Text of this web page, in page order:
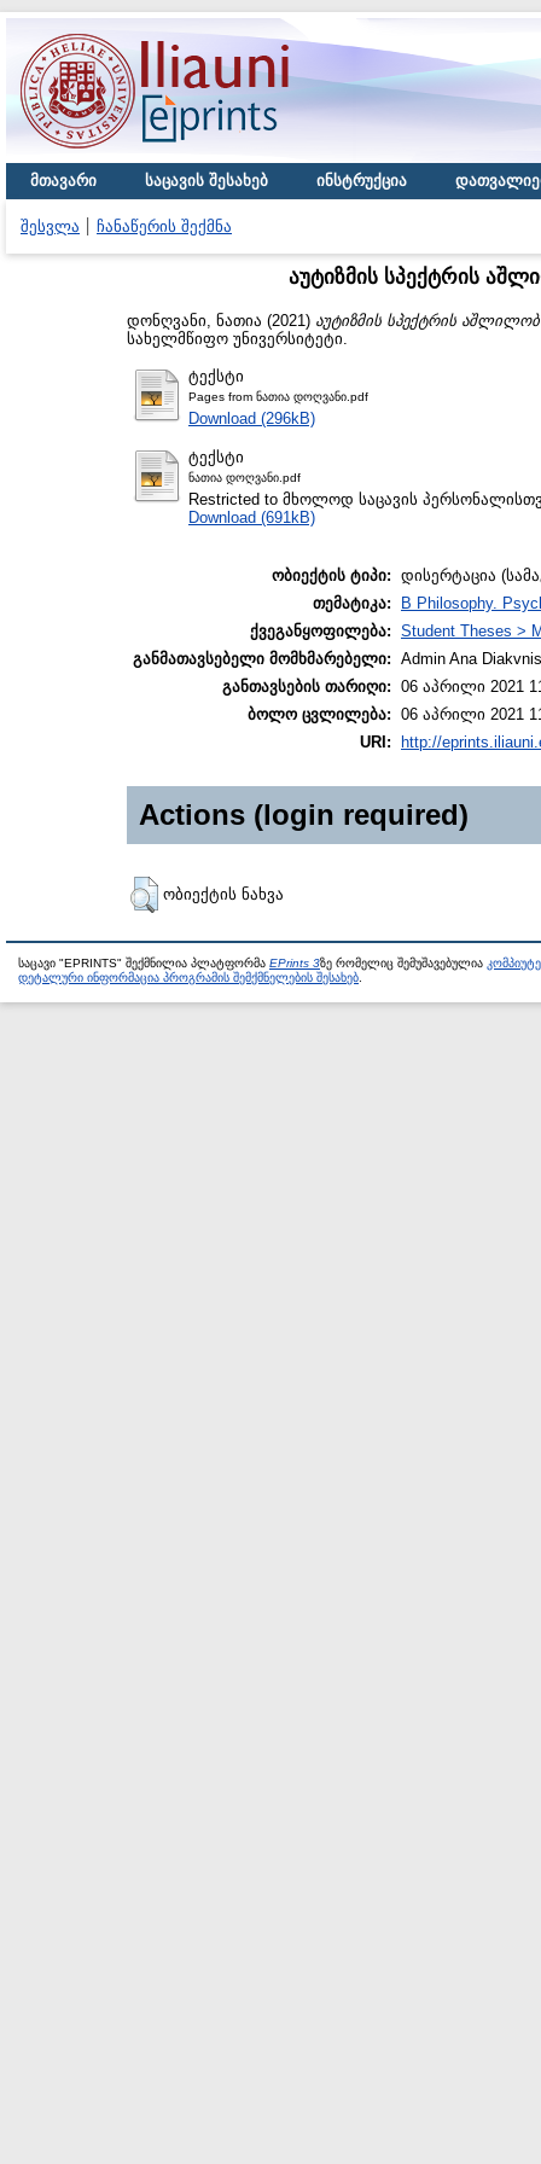
მთავარი საცავის შესახებ ინსტრუქცია
შესვლა ჩანაწერის შექმნა
აუტიზმის სპექტრის
დონღვანი, ნათია (2021) აუტიზმის სპექტრის
სახელმწიფო უნივერსიტეტი.
ტექსტი
Pages from ნათია დოღვანი.pdf
Download (296kB)
ტექსტი
ნათია დოღვანი.pdf
Restricted to მხოლოდ საცავის
Download (691kB)
ობიექტის ტიპი: დისერტაცია
თემატიკა:
B Philosophy.
ქვეგანყოფილება: Student Theses >
განმათავსებელი მომხმარებელი: Admin Ana
განთავსების თარიღი: 06 აპრილი 2021
ბოლო ცვლილება: 06 აპრილი 2021
URI:
http://
Actions (login required)
ობიექტის ნახვა
საცავი "EPRINTS" შექმნილია პლატფორმა EPrints 3ზე რომელიც შემუშავებულია
დეტალური ინფორმაცია პროგრამის შემქმნელების შესახებ.